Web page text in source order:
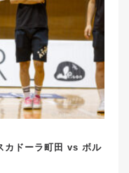
カドーラ町田 vs ボル